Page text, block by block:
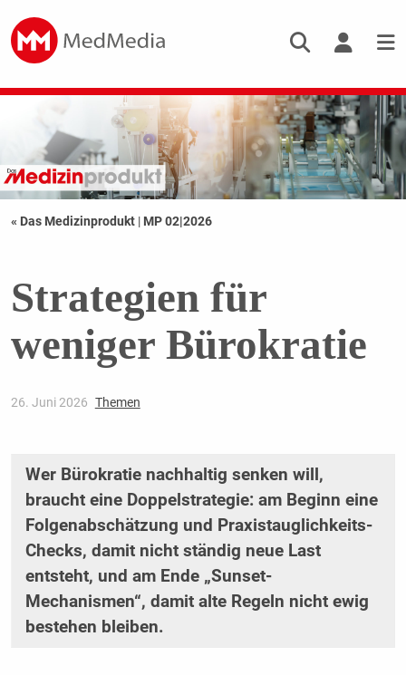
« Das Medizinprodukt | MP 02|2026
Strategien für
weniger Bürokratie
26. Juni 2026 Themen
Wer Bürokratie nachhaltig senken will,
braucht eine Doppelstrategie: am Beginn eine
Folgenabschätzung und Praxistauglichkeits-
Checks, damit nicht ständig neue Last
entsteht, und am Ende „Sunset-
Mechanismen“, damit alte Regeln nicht ewig
bestehen bleiben.